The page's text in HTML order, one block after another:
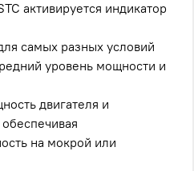
активируется индикатор
самых разных условий
уровень мощности и
двигателя и
на мокрой или